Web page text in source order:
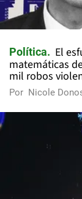
Política
El
matemáticas
mil robos
Por Nicole